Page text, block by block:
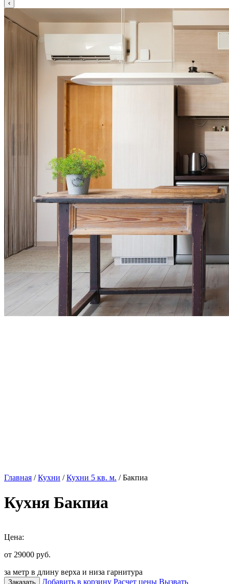
Главная /Кухни /Кухни 5 кв. м. / Бакпиа
Кухня Бакпиа
Цена:
от 29000 руб.
за метр в длину верха и низа гарнитура
Заказать Добавить в корзину Расчет цены Вызвать